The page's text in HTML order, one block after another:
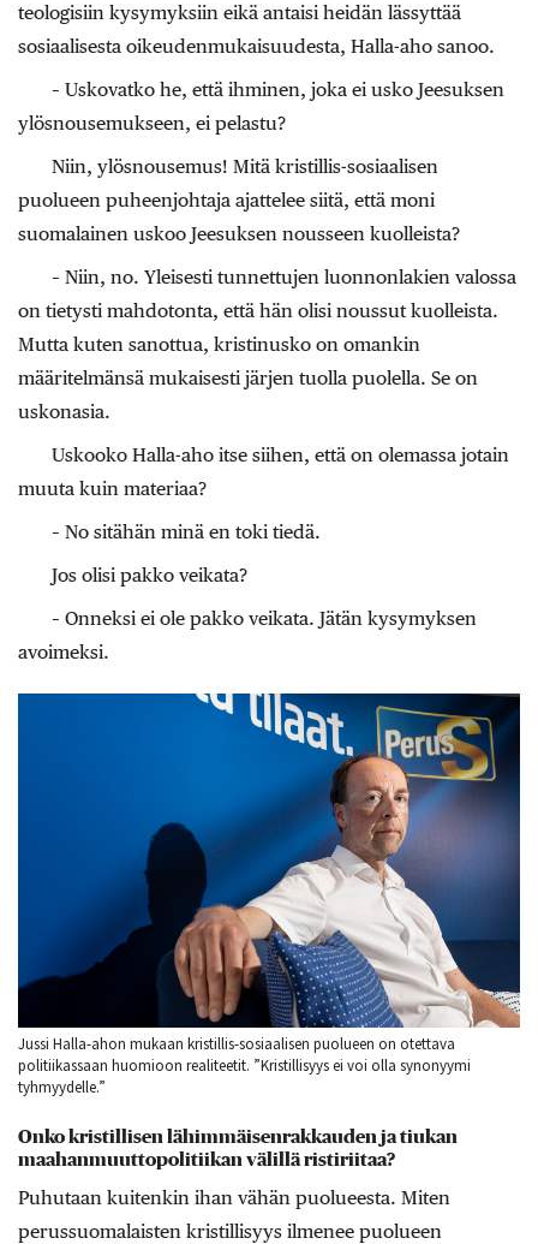
teologisiin kysymyksiin eikä antaisi heidän lässyttää
sosiaalisesta oikeudenmukaisuudesta, Halla-aho sanoo.
– Uskovatko he, että ihminen, joka ei usko Jeesuksen
ylösnousemukseen, ei pelastu?
Niin, ylösnousemus! Mitä kristillis-sosiaalisen
puolueen puheenjohtaja ajattelee siitä, että moni
suomalainen uskoo Jeesuksen nousseen kuolleista?
– Niin, no. Yleisesti tunnettujen luonnonlakien valossa
on tietysti mahdotonta, että hän olisi noussut kuolleista.
Mutta kuten sanottua, kristinusko on omankin
määritelmänsä mukaisesti järjen tuolla puolella. Se on
uskonasia.
Uskooko Halla-aho itse siihen, että on olemassa jotain
muuta kuin materiaa?
– No sitähän minä en toki tiedä.
Jos olisi pakko veikata?
– Onneksi ei ole pakko veikata. Jätän kysymyksen
avoimeksi.
Jussi Halla-ahon mukaan kristillis-sosiaalisen puolueen on otettava
politiikassaan huomioon realiteetit. ”Kristillisyys ei voi olla synonyymi
tyhmyydelle.”
Onko kristillisen lähimmäisenrakkauden ja tiukan
maahanmuuttopolitiikan välillä ristiriitaa?
Puhutaan kuitenkin ihan vähän puolueesta. Miten
perussuomalaisten kristillisyys ilmenee puolueen